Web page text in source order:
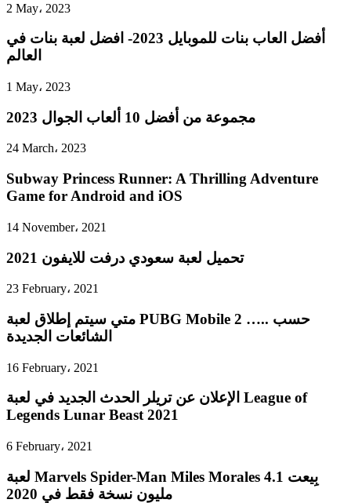
2 May، 2023
أفضل العاب بنات للموبايل 2023- افضل لعبة بنات في
العالم
1 May، 2023
مجموعة من أفضل 10 ألعاب الجوال 2023
24 March، 2023
Subway Princess Runner: A Thrilling Adventure
Game for Android and iOS
14 November، 2021
تحميل لعبة سعودي درفت للايفون 2021
23 February، 2021
متي سيتم إطلاق لعبة PUBG Mobile 2 ….. حسب
الشائعات الجديدة
16 February، 2021
الإعلان عن تريلر الحدث الجديد في لعبة League of
Legends Lunar Beast 2021
6 February، 2021
لعبة Marvels Spider-Man Miles Morales بِيعت 4.1
مليون نسخة فقط في 2020